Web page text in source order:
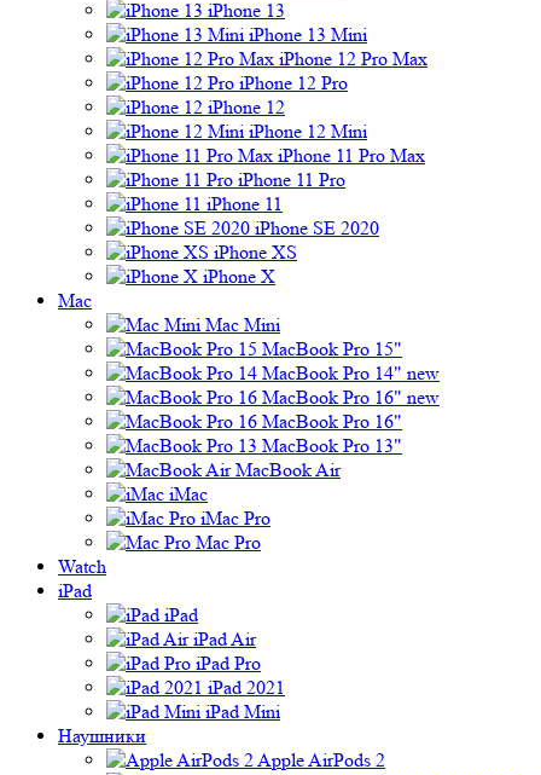
iPhone 13
iPhone 13 Mini
iPhone 12 Pro Max
iPhone 12 Pro
iPhone 12
iPhone 12 Mini
iPhone 11 Pro Max
iPhone 11 Pro
iPhone 11
iPhone SE 2020
iPhone XS
iPhone X
Mac
Mac Mini
MacBook Pro 15"
MacBook Pro 14" new
MacBook Pro 16" new
MacBook Pro 16"
MacBook Pro 13"
MacBook Air
iMac
iMac Pro
Mac Pro
Watch
iPad
iPad
iPad Air
iPad Pro
iPad 2021
iPad Mini
Наушники
Apple AirPods 2